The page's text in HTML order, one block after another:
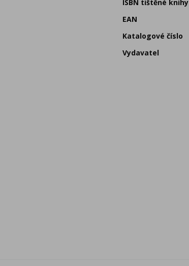
ISBN tištěné knihy
EAN
Katalogové číslo
Vydavatel